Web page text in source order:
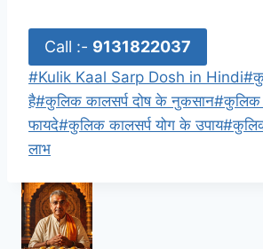
Call :- 9131822037
#Kulik Kaal Sarp Dosh in Hindi#
है#कुलिक कालसर्प दोष के नुकसान#कुलिक
फायदे#कुलिक कालसर्प योग के उपाय#
लाभ